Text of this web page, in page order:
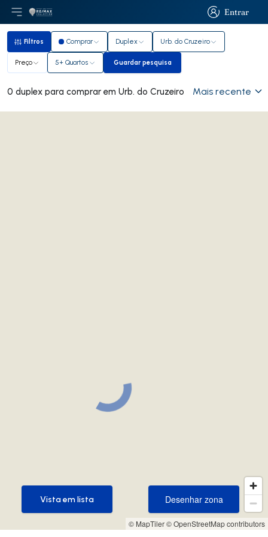
Entrar
Entrar
Abri menu principal
LogoIr para página inicial
Filtros
Filtros Comprar Duplex Urb. do Cruzeiro
Preço 5+ Quartos Guardar pesquisa
Guardar pesquisa
0 duplex para comprar em Urb. do Cruzeiro Mais recente
© MapTiler© OpenStreetMap contributors
Desenhar zona
Desenhar zona
Vista em lista
Vista em lista